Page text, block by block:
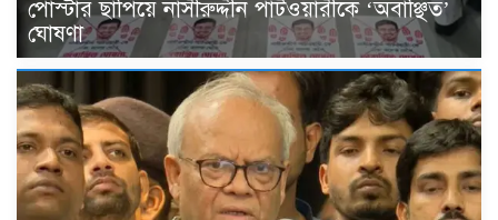
পোস্টার ছাপিয়ে নাসীরুদ্দীন পাটওয়ারীকে ‘অবাঞ্ছিত’
ঘোষণা